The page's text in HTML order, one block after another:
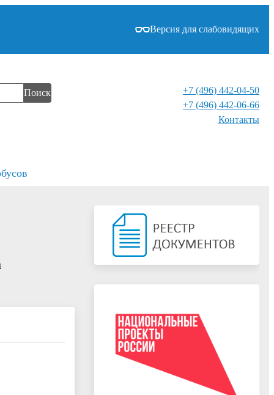
Версия для слабовидящих
Поиск
+7 (496) 442-04-50
+7 (496) 442-06-66
Контакты⁠